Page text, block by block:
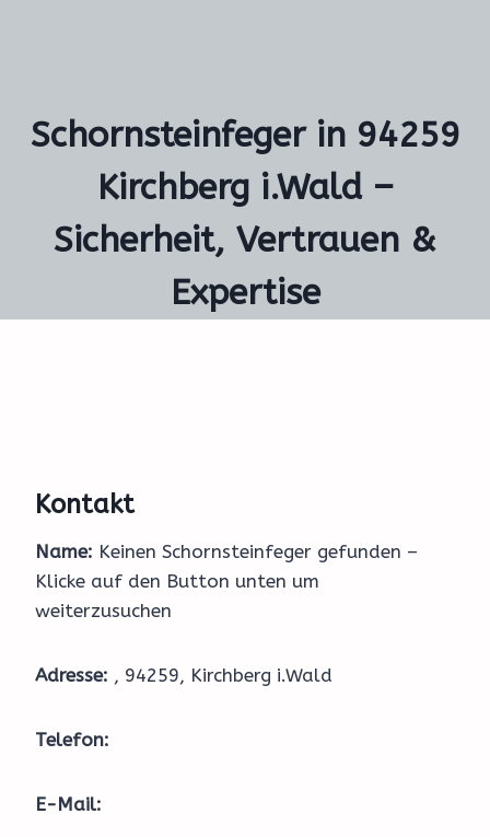
Schornsteinfeger in 94259
Kirchberg i.Wald –
Sicherheit, Vertrauen &
Expertise
Kontakt
Name: Keinen Schornsteinfeger gefunden –
Klicke auf den Button unten um
weiterzusuchen
Adresse: , 94259, Kirchberg i.Wald
Telefon:
E-Mail: